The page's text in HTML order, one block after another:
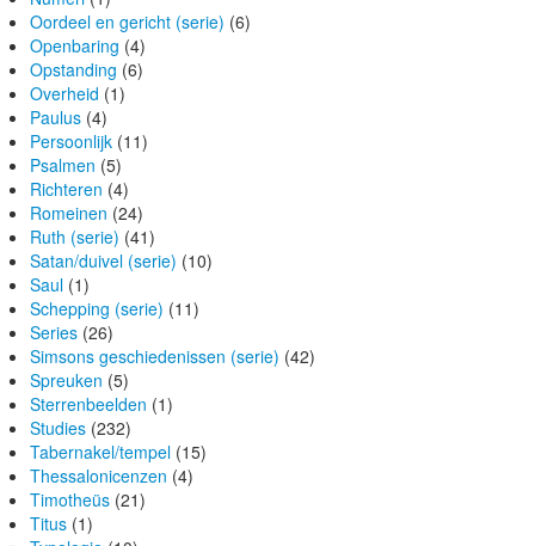
Oordeel en gericht (serie) (6)
Openbaring (4)
Opstanding (6)
Overheid (1)
Paulus (4)
Persoonlijk (11)
Psalmen (5)
Richteren (4)
Romeinen (24)
Ruth (serie) (41)
Satan/duivel (serie) (10)
Saul (1)
Schepping (serie) (11)
Series (26)
Simsons geschiedenissen (serie) (42)
Spreuken (5)
Sterrenbeelden (1)
Studies (232)
Tabernakel/tempel (15)
Thessalonicenzen (4)
Timotheüs (21)
Titus (1)